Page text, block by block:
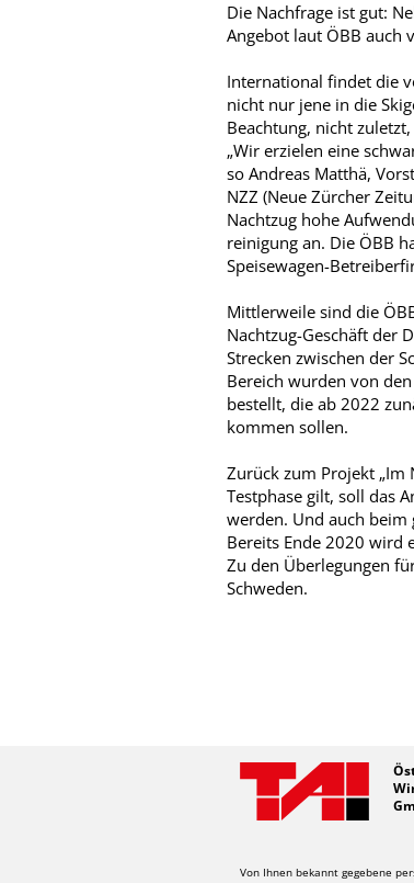
Die Nachfrage ist gut:
Angebot laut ÖBB auch
International findet die
nicht nur jene in die
Beachtung, nicht
„Wir erzielen eine
so Andreas Matthä,
NZZ (Neue Zürcher
Nachtzug hohe
reinigung an. Die ÖBB
Speisewagen-
Mittlerweile sind die
Nachtzug-­Geschäft der
Strecken zwischen der
Bereich wurden von
bestellt, die ab 2022
kommen sollen.
Zurück zum Projekt „Im
Testphase gilt, soll das
werden. Und auch beim
Bereits Ende 2020 wird
Zu den Überlegungen
Schweden.
Von Ihnen bekannt gegebene